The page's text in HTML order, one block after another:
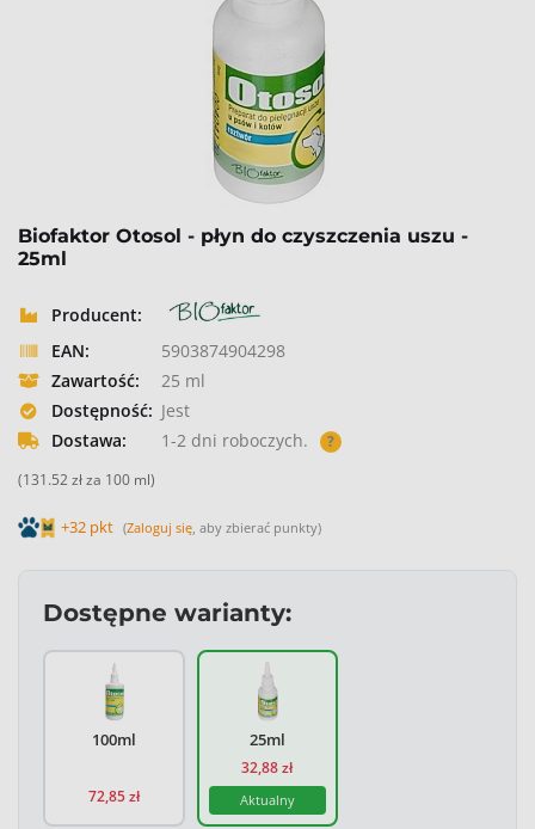
Biofaktor Otosol - płyn do czyszczenia uszu -
25ml
Producent:
EAN:
5903874904298
Zawartość:
25 ml
Dostępność: Jest
Dostawa:
1-2 dni roboczych. ?
(131.52 zł za 100 ml)
+32 pkt (Zaloguj się , aby zbierać punkty)
Dostępne warianty:
100ml
72,85 zł
Biofaktor Otosol - płyn do czyszczenia uszu - 100ml - 72,85
25ml
32,88 zł
Aktualny